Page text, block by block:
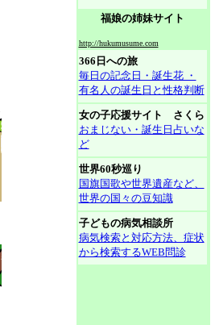
福娘の姉妹サイト
http://hukumusume.com
366日への旅
毎日の記念日・誕生花 ・
有名人の誕生日と性格判断
女の子応援サイト さくら
おまじない・誕生日占いな
ど
世界60秒巡り
国旗国歌や世界遺産など、
世界の国々の豆知識
子どもの病気相談所
病気検索と対応方法、症状
から検索するWEB問診